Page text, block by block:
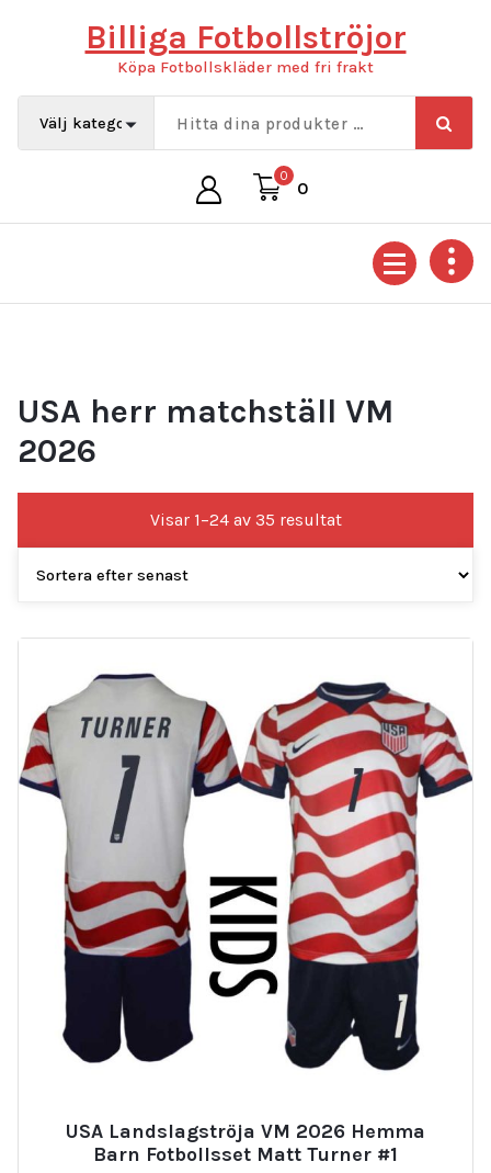
Billiga Fotbollströjor
Köpa Fotbollskläder med fri frakt
0
0
USA herr matchställ VM
2026
Visar 1–24 av 35 resultatSortera
efter
USA Landslagströja VM 2026 Hemma
Barn Fotbollsset Matt Turner #1